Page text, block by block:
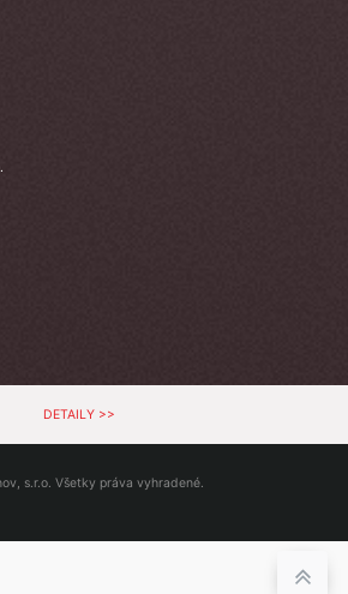
DETAILY >>
s.r.o. Všetky práva vyhradené.